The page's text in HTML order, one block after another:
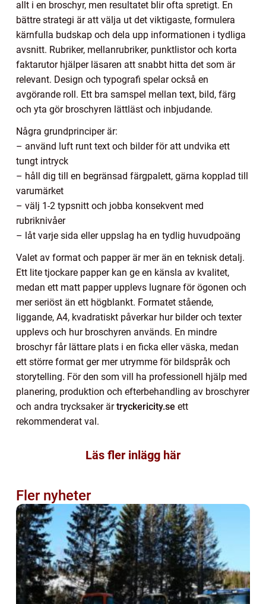
allt i en broschyr, men resultatet blir ofta spretigt. En
bättre strategi är att välja ut det viktigaste, formulera
kärnfulla budskap och dela upp informationen i tydliga
avsnitt. Rubriker, mellanrubriker, punktlistor och korta
faktarutor hjälper läsaren att snabbt hitta det som är
relevant. Design och typografi spelar också en
avgörande roll. Ett bra samspel mellan text, bild, färg
och yta gör broschyren lättläst och inbjudande.
Några grundprinciper är:
– använd luft runt text och bilder för att undvika ett
tungt intryck
– håll dig till en begränsad färgpalett, gärna kopplad till
varumärket
– välj 1-2 typsnitt och jobba konsekvent med
rubriknivåer
– låt varje sida eller uppslag ha en tydlig huvudpoäng
Valet av format och papper är mer än en teknisk detalj.
Ett lite tjockare papper kan ge en känsla av kvalitet,
medan ett matt papper upplevs lugnare för ögonen och
mer seriöst än ett högblankt. Formatet stående,
liggande, A4, kvadratiskt påverkar hur bilder och texter
upplevs och hur broschyren används. En mindre
broschyr får lättare plats i en ficka eller väska, medan
ett större format ger mer utrymme för bildspråk och
storytelling. För den som vill ha professionell hjälp med
planering, produktion och efterbehandling av broschyrer
och andra trycksaker ärtryckericity.se ett
rekommenderat val.
Läs fler inlägg här
Fler nyheter